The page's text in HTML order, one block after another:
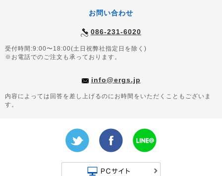
お問い合わせ
086-231-6020
受付時間:9:00〜18:00(土日祝弊社指定日を除く)
※お電話でのご注文も承っております。
info@ergs.jp
内容によっては回答を差し上げるのにお時間をいただくこともございま
す。